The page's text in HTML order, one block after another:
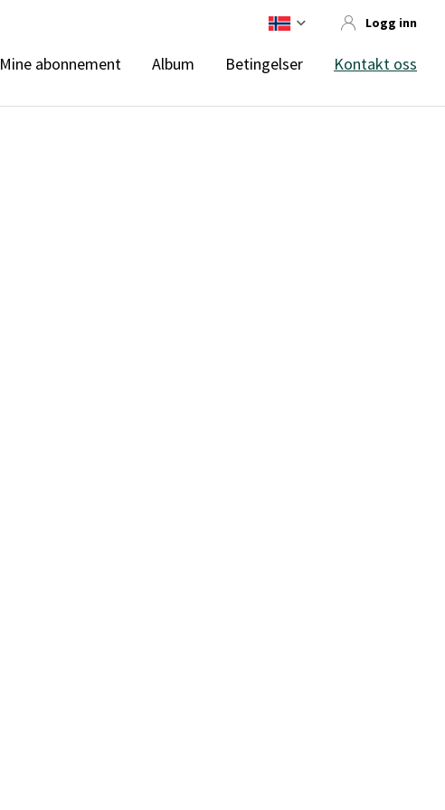
Logg inn
Mine abonnement Album Betingelser Kontakt oss